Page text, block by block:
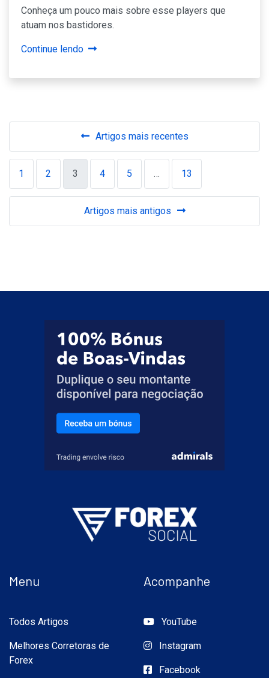
Conheça um pouco mais sobre esse players que
atuam nos bastidores.
Continue lendo
Navegação
por
posts
Artigos mais recentes
1 2 3 4 5 … 13
Artigos mais antigos
Menu
Todos Artigos
Melhores Corretoras de
Forex
Acompanhe
YouTube
Instagram
Facebook